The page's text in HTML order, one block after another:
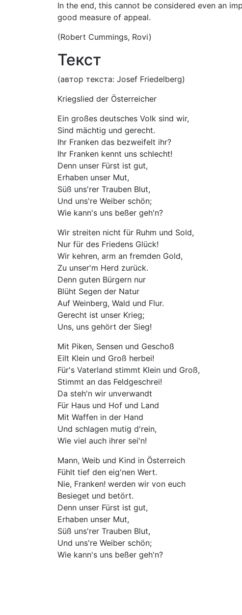
In the end, this cannot be considered even an
good measure of appeal.
(Robert Cummings, Rovi)
Текст
(автор текста: Josef Friedelberg)
Kriegslied der Österreicher
Ein großes deutsches Volk sind wir,
Sind mächtig und gerecht.
Ihr Franken das bezweifelt ihr?
Ihr Franken kennt uns schlecht!
Denn unser Fürst ist gut,
Erhaben unser Mut,
Süß uns'rer Trauben Blut,
Und uns're Weiber schön;
Wie kann's uns beßer geh'n?
Wir streiten nicht für Ruhm und Sold,
Nur für des Friedens Glück!
Wir kehren, arm an fremden Gold,
Zu unser'm Herd zurück.
Denn guten Bürgern nur
Blüht Segen der Natur
Auf Weinberg, Wald und Flur.
Gerecht ist unser Krieg;
Uns, uns gehört der Sieg!
Mit Piken, Sensen und Geschoß
Eilt Klein und Groß herbei!
Für's Vaterland stimmt Klein und Groß,
Stimmt an das Feldgeschrei!
Da steh'n wir unverwandt
Für Haus und Hof und Land
Mit Waffen in der Hand
Und schlagen mutig d'rein,
Wie viel auch ihrer sei'n!
Mann, Weib und Kind in Österreich
Fühlt tief den eig'nen Wert.
Nie, Franken! werden wir von euch
Besieget und betört.
Denn unser Fürst ist gut,
Erhaben unser Mut,
Süß uns'rer Trauben Blut,
Und uns're Weiber schön;
Wie kann's uns beßer geh'n?